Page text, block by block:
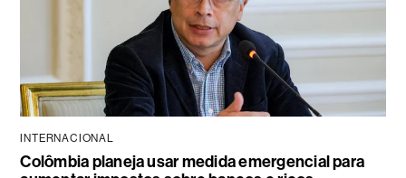
INTERNACIONAL
Colômbia planeja usar medida emergencial para